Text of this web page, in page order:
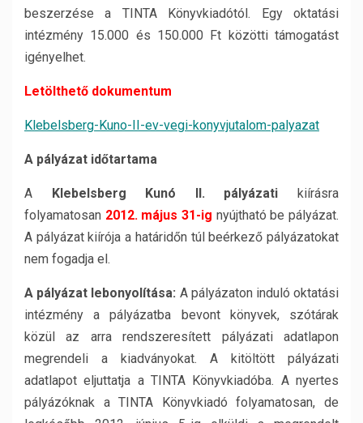
beszerzése a TINTA Könyvkiadótól. Egy oktatási
intézmény 15.000 és 150.000 Ft közötti támogatást
igényelhet.
Letölthető dokumentum
Klebelsberg-Kuno-II-ev-vegi-konyvjutalom-palyazat
A pályázat időtartama
A Klebelsberg Kunó II. pályázati kiírásra
folyamatosan 2012. május 31-ig nyújtható be pályázat.
A pályázat kiírója a határidőn túl beérkező pályázatokat
nem fogadja el.
A pályázat lebonyolítása: A pályázaton induló oktatási
intézmény a pályázatba bevont könyvek, szótárak
közül az arra rendszeresített pályázati adatlapon
megrendeli a kiadványokat. A kitöltött pályázati
adatlapot eljuttatja a TINTA Könyvkiadóba. A nyertes
pályázóknak a TINTA Könyvkiadó folyamatosan, de